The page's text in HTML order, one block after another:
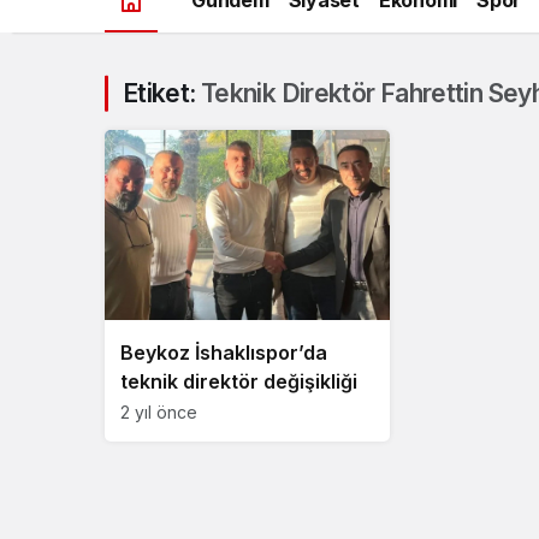
Etiket: Teknik Direktör Fahrettin
Beykoz İshaklıspor’da
teknik direktör değişikliği
2 yıl önce